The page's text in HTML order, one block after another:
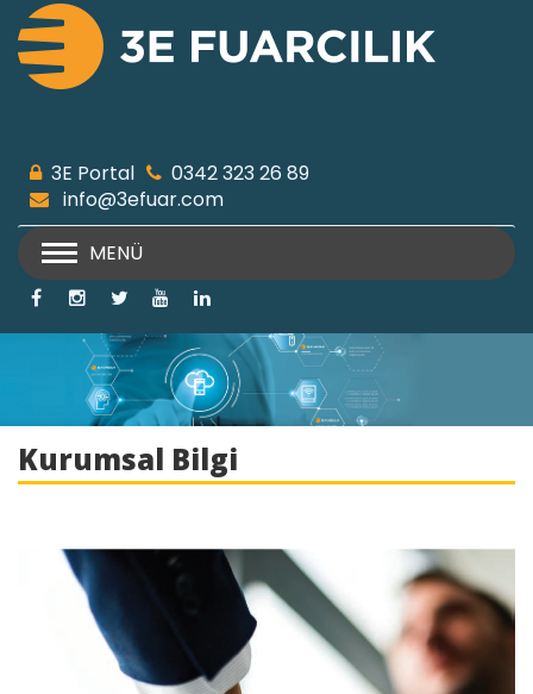
3E Portal
0342 323 26 89
info@3efuar.com
MENÜ
Kurumsal Bilgi